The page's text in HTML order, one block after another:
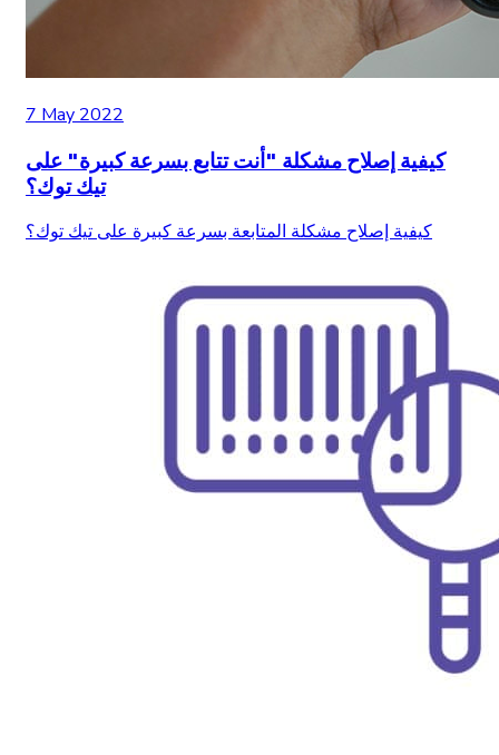
7 May 2022
كيفية إصلاح مشكلة "أنت تتابع بسرعة كبيرة" على
تيك توك؟
كيفية إصلاح مشكلة المتابعة بسرعة كبيرة على تيك توك؟